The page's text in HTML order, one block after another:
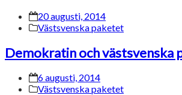
20 augusti, 2014
Västsvenska paketet
Demokratin och västsvenska
6 augusti, 2014
Västsvenska paketet